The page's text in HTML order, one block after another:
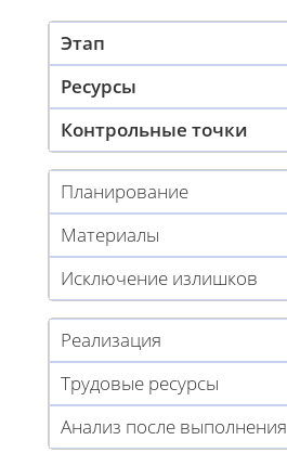
Этап
Ресурсы
Контрольные точки
Планирование
Материалы
Исключение излишков
Реализация
Трудовые ресурсы
Анализ после выполнения